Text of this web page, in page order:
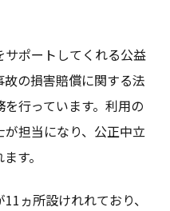
ポートしてくれる公益
の損害賠償に関する法
行っています。利用の
担当になり、公正中立
す。
ヵ所設けれれており、